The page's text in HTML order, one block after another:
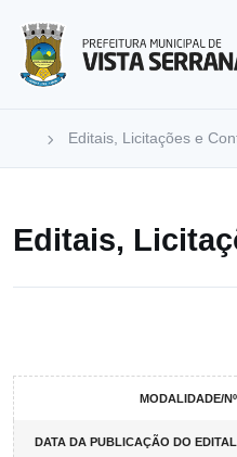
Editais, Licitações e
Editais,
MODALIDADE/
DATA DA PUBLICAÇÃO DO